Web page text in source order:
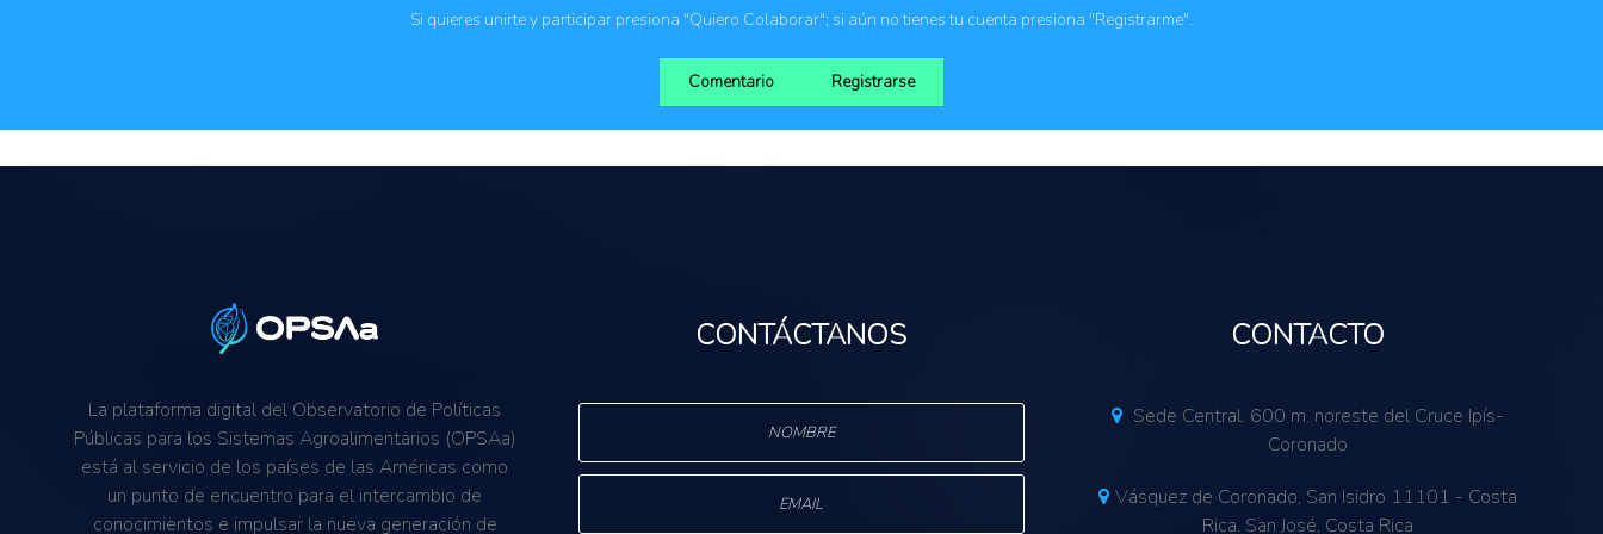
Seguridad alimentaria y nutricionalSi quieres unirte y participar presiona "Quiero Colaborar"; si aún no tienes tu cuenta presiona "Registrarme".
Comentario Registrarse
La plataforma digital del Observatorio de Políticas
Públicas para los Sistemas Agroalimentarios (OPSAa)
está al servicio de los países de las Américas como
un punto de encuentro para el intercambio de
conocimientos e impulsar la nueva generación de
CONTÁCTANOS CONTACTO
Sede Central. 600 m. noreste del Cruce Ipís-
Coronado
Vásquez de Coronado, San Isidro 11101 - Costa
Rica. San José, Costa Rica